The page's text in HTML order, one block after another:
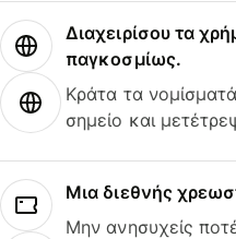
Διαχειρίσου τα
παγκοσμίως.
Κράτα τα
σημείο και
Μια διεθνής
Μην ανησυχείς